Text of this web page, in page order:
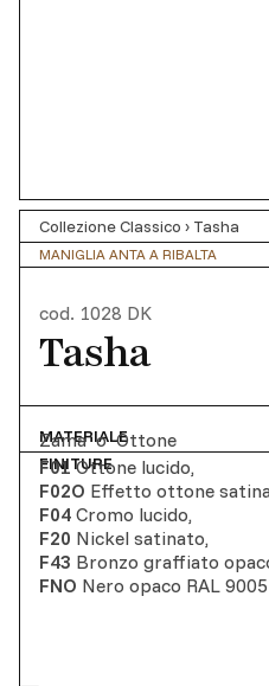
Collezione Classico › Tasha
MANIGLIA ANTA A RIBALTA
cod. 1028 DK
Tasha
MATERIALE
Zama o Ottone
FINITURE
F01 Ottone lucido,
F02O Effetto ottone
F04 Cromo lucido,
F20 Nickel satinato,
F43 Bronzo graffiato
FNO Nero opaco RAL 9005